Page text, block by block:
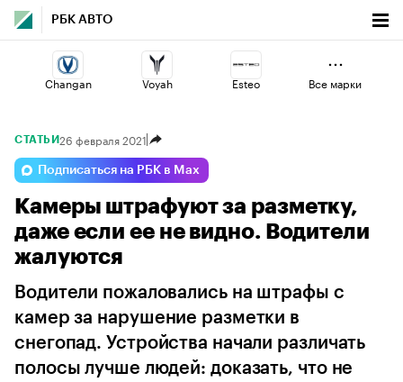
РБК АВТО
Changan Voyah Esteo
Volga Lada
Haval Omoda Jaecoo
Все марки
СТАТЬИ26 февраля 2021
Подписаться на РБК в Max
Камеры штрафуют за разметку,
даже если ее не видно. Водители
жалуются
Водители пожаловались на штрафы с
камер за нарушение разметки в
снегопад. Устройства начали различать
полосы лучше людей: доказать, что не